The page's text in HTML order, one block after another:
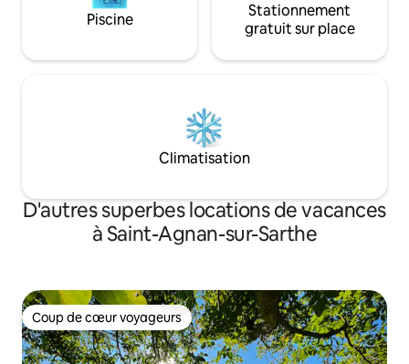
Piscine
Stationnement
gratuit sur place
Climatisation
D'autres superbes locations de vacances
à Saint-Agnan-sur-Sarthe
Coup de cœur voyageurs
Coup de cœur voyageurs